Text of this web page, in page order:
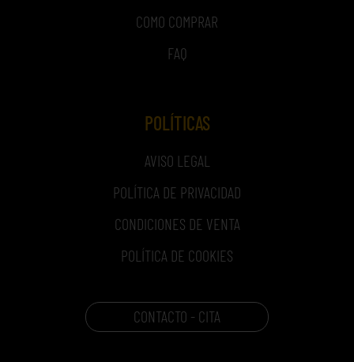
COMO COMPRAR
FAQ
POLÍTICAS
AVISO LEGAL
POLÍTICA DE PRIVACIDAD
CONDICIONES DE VENTA
POLÍTICA DE COOKIES
CONTACTO - CITA